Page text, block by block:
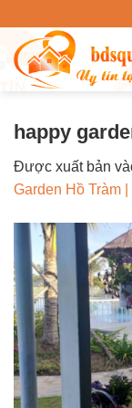
nội
dung
happy
Được xuất bản
Garden Hồ Tràm